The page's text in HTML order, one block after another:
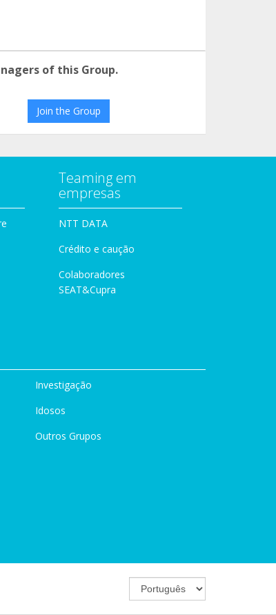
of this Group.
Join the Group
Teaming em
empresas
NTT DATA
Crédito e caução
Colaboradores
SEAT&Cupra
Investigação
Idosos
Outros Grupos